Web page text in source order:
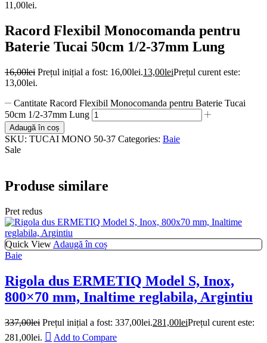
11,00lei.
Racord Flexibil Monocomanda pentru
Baterie Tucai 50cm 1/2-37mm Lung
16,00lei Prețul inițial a fost: 16,00lei.13,00leiPrețul curent este:
13,00lei.
Cantitate Racord Flexibil Monocomanda pentru Baterie Tucai
50cm 1/2-37mm Lung
Adaugă în coș
SKU: TUCAI MONO 50-37 Categories: Baie
Sale
Produse similare
Pret redus
Quick View Adaugă în coș
Baie
Rigola dus ERMETIQ Model S, Inox,
800×70 mm, Inaltime reglabila, Argintiu
337,00lei Prețul inițial a fost: 337,00lei.281,00leiPrețul curent este:
281,00lei.
Add to Compare